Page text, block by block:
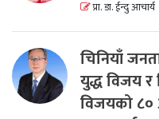
प्रा. डा. ईन्दु आचार्य
चिनियाँ
युद्ध विजय र
विजयको ८०